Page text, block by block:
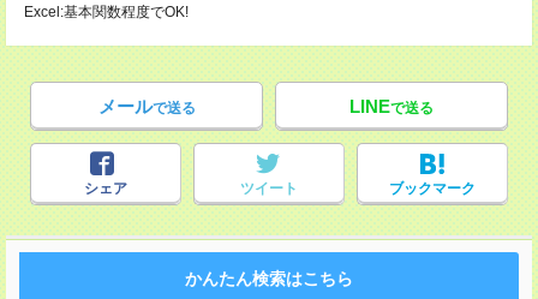
Excel:基本関数程度でOK!
メールで送る LINEで送る
シェア ツイート ブックマーク
かんたん検索はこちら